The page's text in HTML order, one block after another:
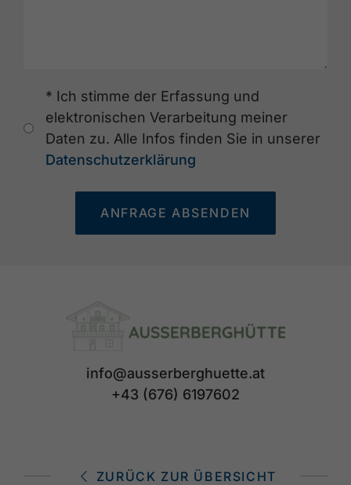
* Ich stimme der Erfassung und
elektronischen Verarbeitung meiner
Daten zu. Alle Infos finden Sie in unserer
Datenschutzerklärung
ANFRAGE ABSENDEN
info@ausserberghuette.at
+43 (676) 6197602
ZURÜCK ZUR ÜBERSICHT